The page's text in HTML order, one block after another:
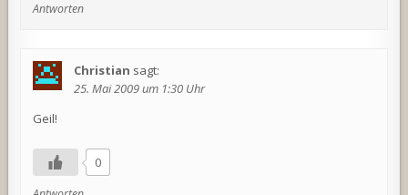
Antworten
Christian sagt:
25. Mai 2009 um 1:30 Uhr
Geil!
0